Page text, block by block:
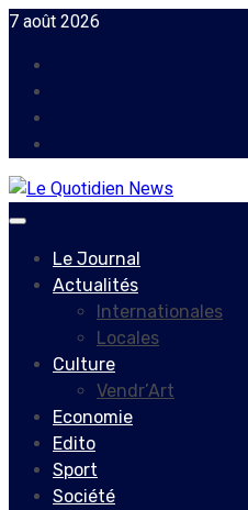
Skip
content
7 août 2026
Primary
Le Journal
Actualités
Internationales
Locales
Culture
Vendr’Art
Economie
Edito
Sport
Société